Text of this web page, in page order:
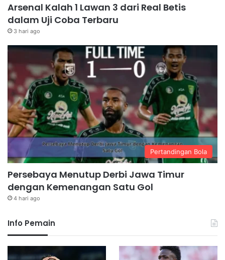
Arsenal Kalah 1 Lawan 3 dari Real Betis
dalam Uji Coba Terbaru
3 hari ago
Pertandingan Bola
Persebaya Menutup Derbi Jawa Timur
dengan Kemenangan Satu Gol
4 hari ago
Info Pemain